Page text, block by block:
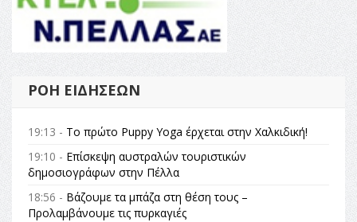
ΡΟΉ ΕΙΔΉΣΕΩΝ
19:13 - Το πρώτο Puppy Yoga έρχεται στην Χαλκιδική!
19:10 - Επίσκεψη αυστραλών τουριστικών
δημοσιογράφων στην Πέλλα
18:56 - Βάζουμε τα μπάζα στη θέση τους –
Προλαμβάνουμε τις πυρκαγιές